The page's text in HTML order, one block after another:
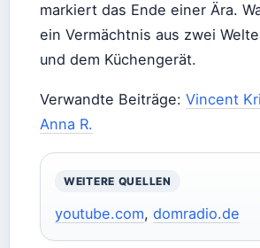
markiert das Ende einer Ära.
ein Vermächtnis aus zwei
und dem Küchengerät.
Verwandte Beiträge: Vincent
Anna R.
WEITERE QUELLEN
youtube.com, domradio.de